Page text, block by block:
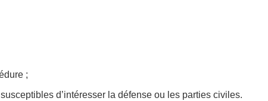
;
d’intéresser la défense ou les parties civiles.